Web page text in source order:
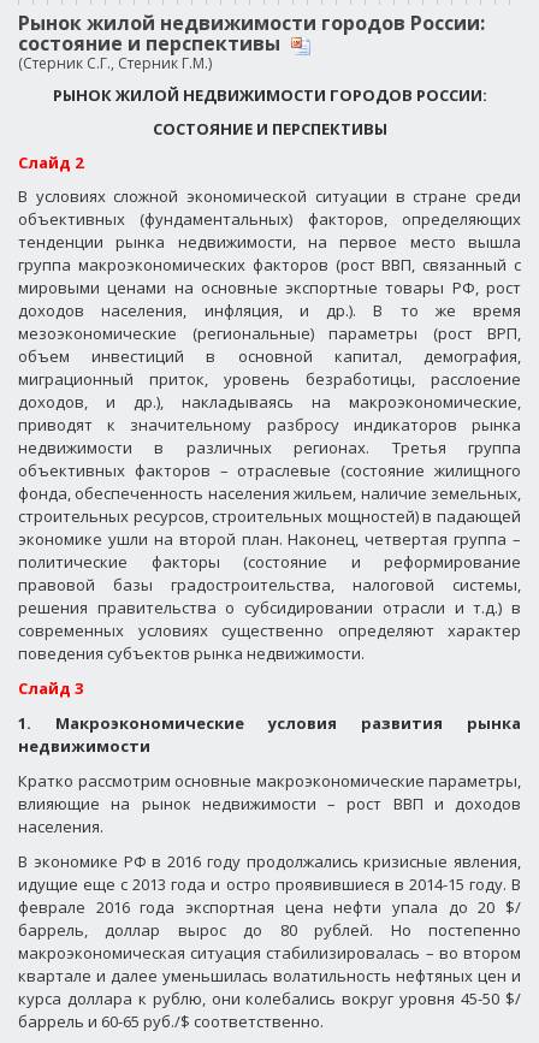
Рынок жилой недвижимости городов России:
состояние и перспективы
(Стерник С.Г., Стерник Г.М.)
РЫНОК ЖИЛОЙ НЕДВИЖИМОСТИ ГОРОДОВ РОССИИ:
СОСТОЯНИЕ И ПЕРСПЕКТИВЫ
Слайд 2
В условиях сложной экономической ситуации в стране среди
объективных (фундаментальных) факторов, определяющих
тенденции рынка недвижимости, на первое место вышла
группа макроэкономических факторов (рост ВВП, связанный с
мировыми ценами на основные экспортные товары РФ, рост
доходов населения, инфляция, и др.). В то же время
мезоэкономические (региональные) параметры (рост ВРП,
объем инвестиций в основной капитал, демография,
миграционный приток, уровень безработицы, расслоение
доходов, и др.), накладываясь на макроэкономические,
приводят к значительному разбросу индикаторов рынка
недвижимости в различных регионах. Третья группа
объективных факторов – отраслевые (состояние жилищного
фонда, обеспеченность населения жильем, наличие земельных,
строительных ресурсов, строительных мощностей) в падающей
экономике ушли на второй план. Наконец, четвертая группа –
политические факторы (состояние и реформирование
правовой базы градостроительства, налоговой системы,
решения правительства о субсидировании отрасли и т.д.) в
современных условиях существенно определяют характер
поведения субъектов рынка недвижимости.
Слайд 3
1. Макроэкономические условия развития рынка
недвижимости
Кратко рассмотрим основные макроэкономические параметры,
влияющие на рынок недвижимости – рост ВВП и доходов
населения.
В экономике РФ в 2016 году продолжались кризисные явления,
идущие еще с 2013 года и остро проявившиеся в 2014-15 году. В
феврале 2016 года экспортная цена нефти упала до 20 $/
баррель, доллар вырос до 80 рублей. Но постепенно
макроэкономическая ситуация стабилизировалась – во втором
квартале и далее уменьшилась волатильность нефтяных цен и
курса доллара к рублю, они колебались вокруг уровня 45-50 $/
баррель и 60-65 руб./$ соответственно.